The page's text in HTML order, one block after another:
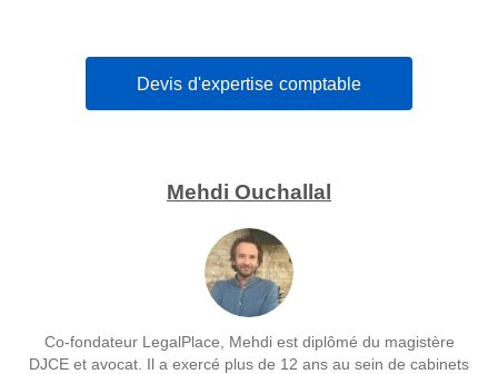
Devis d'expertise comptable
Mehdi Ouchallal
Co-fondateur LegalPlace, Mehdi est diplômé du magistère
DJCE et avocat. Il a exercé plus de 12 ans au sein de cabinets